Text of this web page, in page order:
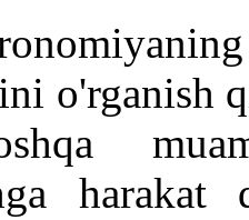
o'rganish